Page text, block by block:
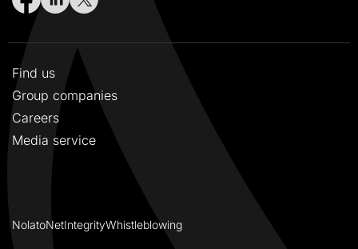
Find us
Group companies
Careers
Media service
NolatoNetIntegrityWhistleblowing